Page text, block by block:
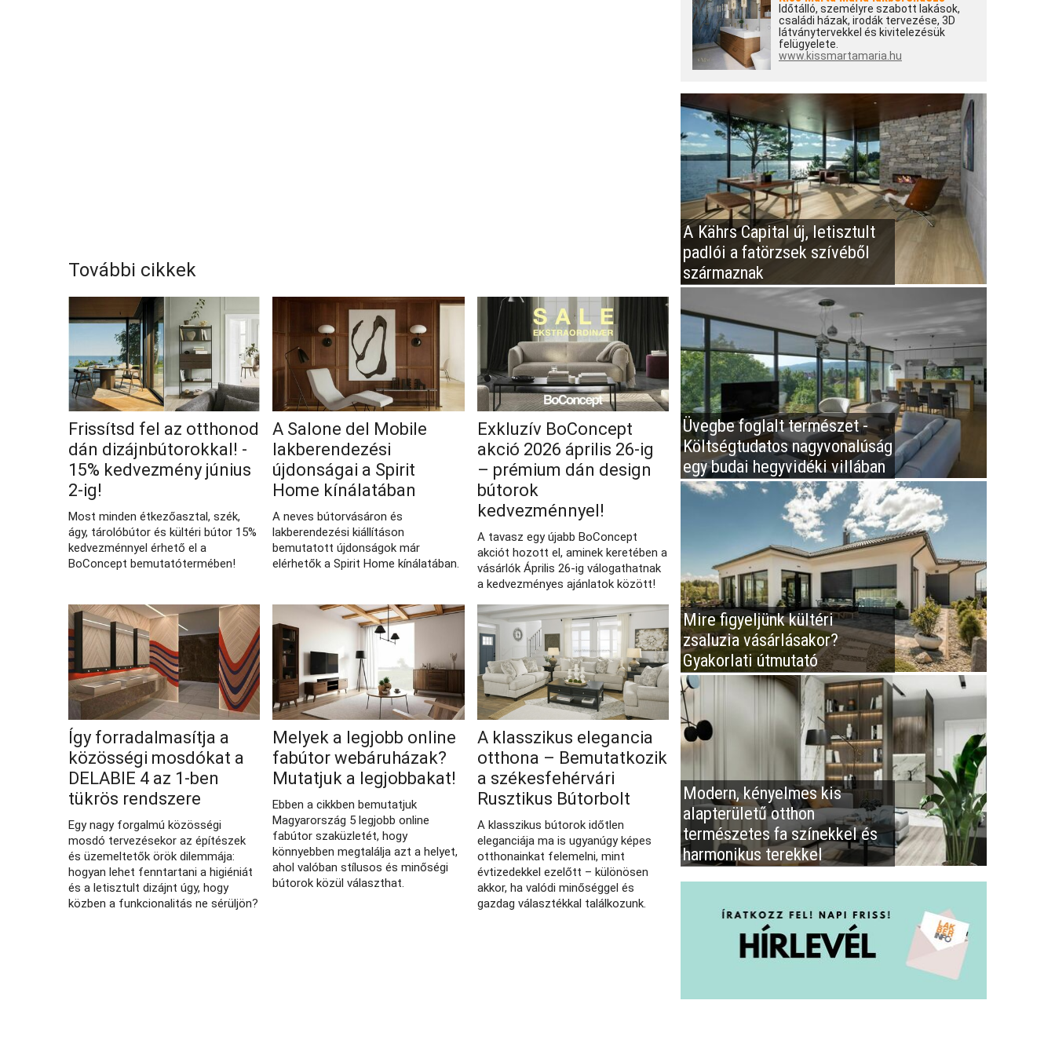
További cikkek
Frissítsd fel az otthonod
dán dizájnbútorokkal! -
15% kedvezmény június
2-ig!
Most minden étkezőasztal, szék,
ágy, tárolóbútor és kültéri bútor 15%
kedvezménnyel érhető el a
BoConcept bemutatótermében!
A Salone del Mobile
lakberendezési
újdonságai a Spirit
Home kínálatában
A neves bútorvásáron és
lakberendezési kiállításon
bemutatott újdonságok már
elérhetők a Spirit Home kínálatában.
Exkluzív BoConcept
akció 2026 április 26‑ig
– prémium dán design
bútorok
kedvezménnyel!
A tavasz egy újabb BoConcept
akciót hozott el, aminek keretében a
vásárlók Április 26-ig válogathatnak
a kedvezményes ajánlatok között!
Így forradalmasítja a
közösségi mosdókat a
DELABIE 4 az 1-ben
tükrös rendszere
Egy nagy forgalmú közösségi
mosdó tervezésekor az építészek
és üzemeltetők örök dilemmája:
hogyan lehet fenntartani a higiéniát
és a letisztult dizájnt úgy, hogy
közben a funkcionalitás ne sérüljön?
Melyek a legjobb online
fabútor webáruházak?
Mutatjuk a legjobbakat!
Ebben a cikkben bemutatjuk
Magyarország 5 legjobb online
fabútor szaküzletét, hogy
könnyebben megtalálja azt a helyet,
ahol valóban stílusos és minőségi
bútorok közül választhat.
A klasszikus elegancia
otthona – Bemutatkozik
a székesfehérvári
Rusztikus Bútorbolt
A klasszikus bútorok időtlen
eleganciája ma is ugyanúgy képes
otthonainkat felemelni, mint
évtizedekkel ezelőtt – különösen
akkor, ha valódi minőséggel és
gazdag választékkal találkozunk.
Időtálló, személyre szabott lakások,
családi házak, irodák tervezése, 3D
látványtervekkel és kivitelezésük
felügyelete.
www.kissmartamaria.hu
A Kährs Capital új, letisztult
padlói a fatörzsek szívéből
származnak
Üvegbe foglalt természet -
Költségtudatos nagyvonalúság
egy budai hegyvidéki villában
Mire figyeljünk kültéri
zsaluzia vásárlásakor?
Gyakorlati útmutató
Modern, kényelmes kis
alapterületű otthon
természetes fa színekkel és
harmonikus terekkel